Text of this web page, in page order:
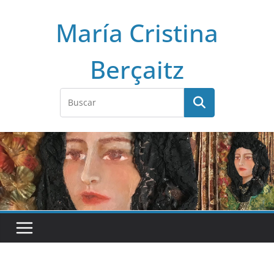
María Cristina
Berçaitz